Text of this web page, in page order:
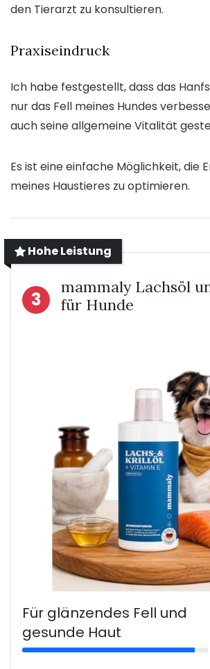
den Tierarzt zu konsultieren.
Praxiseindruck
Ich habe festgestellt, dass das
nur das Fell meines Hundes
auch seine allgemeine Vitalität
Es ist eine einfache Möglichkeit, die
meines Haustieres zu optimieren.
Hohe Leistung
3
mammaly Lachsöl
für Hunde
Für glänzendes Fell und
gesunde Haut